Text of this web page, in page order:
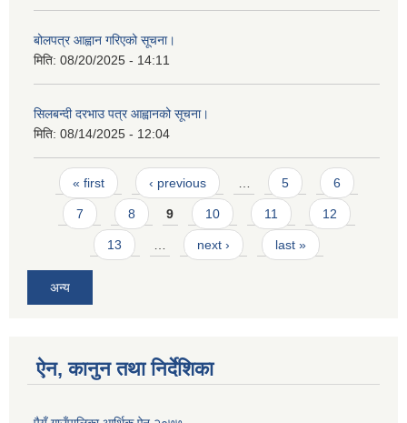
बोलपत्र आह्वान गरिएको सूचना।
मिति: 08/20/2025 - 14:11
सिलबन्दी दरभाउ पत्र आह्वानको सूचना।
मिति: 08/14/2025 - 12:04
Pages
« first ‹ previous … 5 6
7 8 9 10 11 12
13 … next › last »
अन्य
ऐन, कानुन तथा निर्देशिका